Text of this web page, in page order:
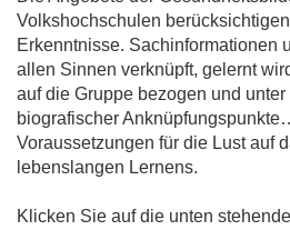
Volkshochschulen
Erkenntnisse. Sachinformationen
allen Sinnen verknüpft, gelernt
auf die Gruppe bezogen und
biografischer
Voraussetzungen für die Lust auf
lebenslangen Lernens.
Klicken Sie auf die unten